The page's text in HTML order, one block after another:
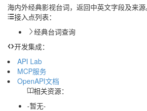
海内外经典影视台词，返回中英文字段及来源
接入点列表：
经典台词查询
开发集成：
API Lab
MCP服务
OpenAPI文档
相关资源：
-暂无-